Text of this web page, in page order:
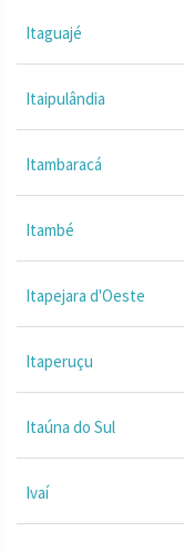
Itaguajé
Itaipulândia
Itambaracá
Itambé
Itapejara d'Oeste
Itaperuçu
Itaúna do Sul
Ivaí